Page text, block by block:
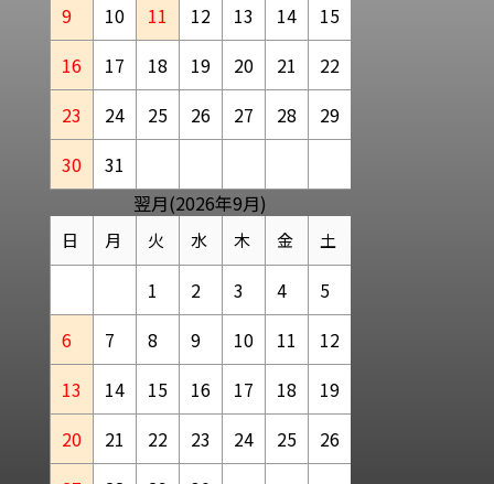
9
10 11 12 13 14
15
16
17 18 19 20 21
22
23
24 25 26 27 28
29
30
31
翌月(2026年9月)
日 月 火 水 木 金 土
1 2 3 4
5
6
7 8 9 10 11
12
13
14 15 16 17 18
19
20
21 22 23 24 25
26